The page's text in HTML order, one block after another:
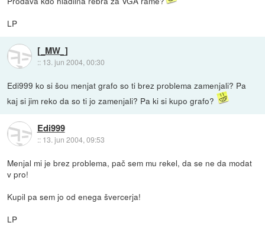
LP
[_MW_]
:: 13. jun 2004, 00:30
Edi999 ko si šou menjat grafo so ti brez problema zamenjali? Pa
kaj si jim reko da so ti jo zamenjali? Pa ki si kupo grafo?
Edi999
:: 13. jun 2004, 09:53
Menjal mi je brez problema, pač sem mu rekel, da se ne da modat
v pro!
Kupil pa sem jo od enega švercerja!
LP